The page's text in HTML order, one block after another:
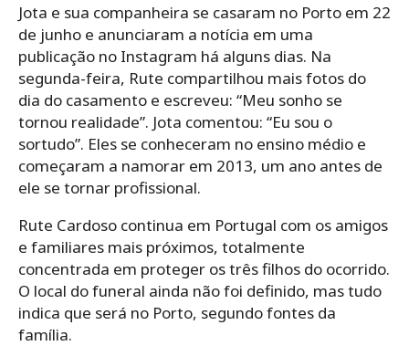
Jota e sua companheira se casaram no Porto em 22
de junho e anunciaram a notícia em uma
publicação no Instagram há alguns dias. Na
segunda-feira, Rute compartilhou mais fotos do
dia do casamento e escreveu: “Meu sonho se
tornou realidade”. Jota comentou: “Eu sou o
sortudo”. Eles se conheceram no ensino médio e
começaram a namorar em 2013, um ano antes de
ele se tornar profissional.
Rute Cardoso continua em Portugal com os amigos
e familiares mais próximos, totalmente
concentrada em proteger os três filhos do ocorrido.
O local do funeral ainda não foi definido, mas tudo
indica que será no Porto, segundo fontes da
família.